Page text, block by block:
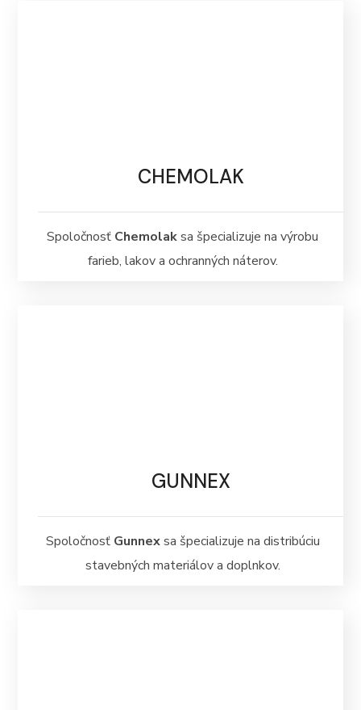
CHEMOLAK
Spoločnosť Chemolaksa špecializuje na výrobu
farieb, lakov a ochranných náterov.
GUNNEX
Spoločnosť Gunnexsa špecializuje na distribúciu
stavebných materiálov a doplnkov.